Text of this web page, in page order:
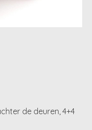
de deuren, 4+4